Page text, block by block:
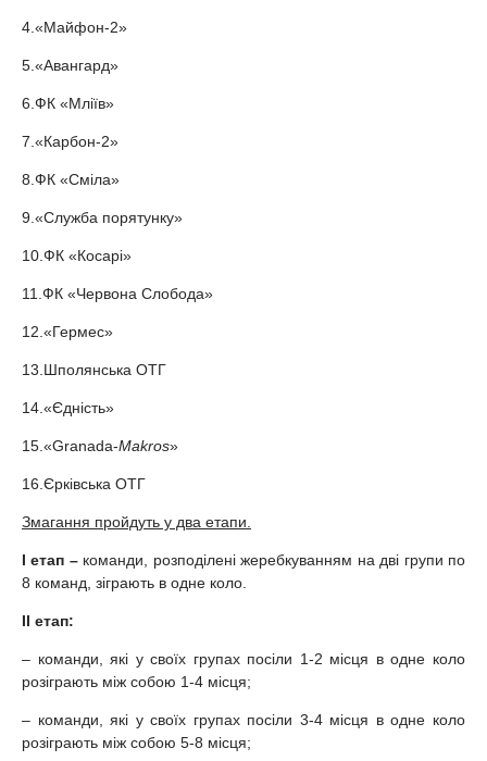
4.«Майфон-2»
5.«Авангард»
6.ФК «Мліїв»
7.«Карбон-2»
8.ФК «Сміла»
9.«Служба порятунку»
10.ФК «Косарі»
11.ФК «Червона Слобода»
12.«Гермес»
13.Шполянська ОТГ
14.«Єдність»
15.«Granada-Makros»
16.Єрківська ОТГ
Змагання пройдуть у два етапи.
I етап – команди, розподілені жеребкуванням на дві групи по
8 команд, зіграють в одне коло.
II етап:
– команди, які у своїх групах посіли 1-2 місця в одне коло
розіграють між собою 1-4 місця;
– команди, які у своїх групах посіли 3-4 місця в одне коло
розіграють між собою 5-8 місця;